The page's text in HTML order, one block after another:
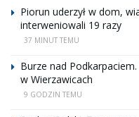
Piorun uderzył w dom,
interweniowali 19 razy
37 MINUT TEMU
Burze nad
w Wierzawicach
9 GODZIN TEMU